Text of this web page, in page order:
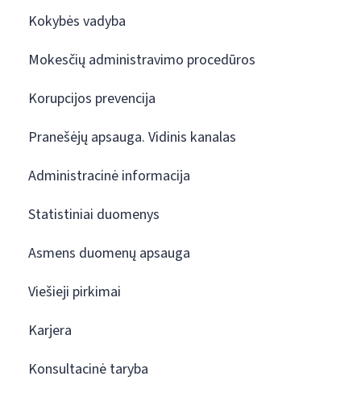
Kokybės vadyba
Mokesčių administravimo procedūros
Korupcijos prevencija
Pranešėjų apsauga. Vidinis kanalas
Administracinė informacija
Statistiniai duomenys
Asmens duomenų apsauga
Viešieji pirkimai
Karjera
Konsultacinė taryba